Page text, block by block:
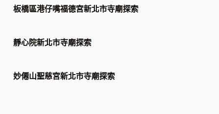
板橋區港仔嘴福德宮新北市寺廟探索
靜心院新北市寺廟探索
妙僊山聖慈宮新北市寺廟探索